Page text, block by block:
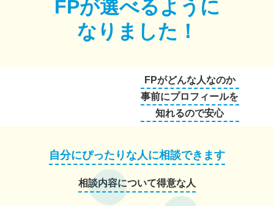
FPが選べるように
なりました！
FPがどんな人なのか
事前にプロフィールを
知れるので安心
自分にぴったりな人に相談できます
相談内容について得意な人